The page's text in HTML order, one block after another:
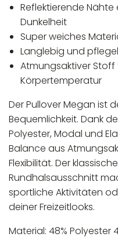
Reflektierende
Dunkelheit
Super weiches
Langlebig und
Atmungsaktiver Stoff
Körpertemperatur
Der Pullover Megan ist
Bequemlichkeit. Dank
Polyester, Modal und
Balance aus
Flexibilität. Der
Rundhalsausschnitt
sportliche Aktivitäten
deiner Freizeitlooks.
Material: 48% Polyester